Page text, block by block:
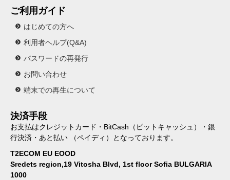
ご利用ガイド
はじめての方へ
利用者ヘルプ(Q&A)
パスワードの再発行
お問い合わせ
端末での再生について
決済手段
お支払はクレジットカード・BitCash（ビットキャッシュ）・銀
行決済・あと払い （ペイディ）となっております。
T2ECOM EU EOOD
Sredets region,19 Vitosha Blvd, 1st floor Sofia BULGARIA
1000